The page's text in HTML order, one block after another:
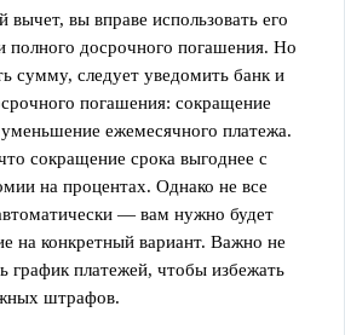
вычет, вы вправе использовать его
полного досрочного погашения. Но
сумму, следует уведомить банк и
погашения: сокращение
ежемесячного платежа.
сокращение срока выгоднее с
на процентах. Однако не все
— вам нужно будет
на конкретный вариант. Важно не
график платежей, чтобы избежать
штрафов.